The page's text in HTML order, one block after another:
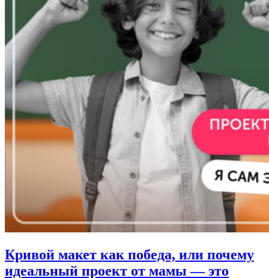
Кривой макет как победа, или почему
идеальный проект от мамы — это